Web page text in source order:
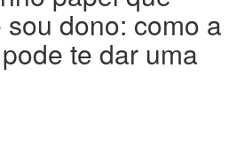
dono: como a
te dar uma